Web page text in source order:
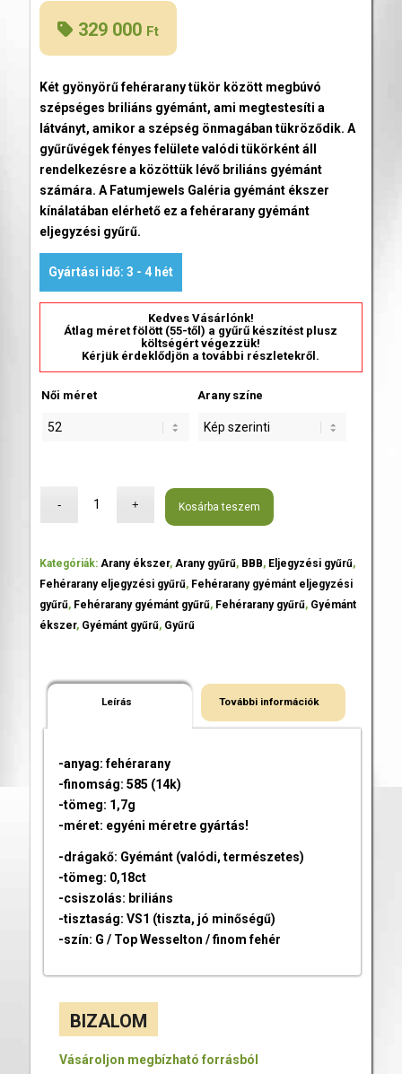
329 000 Ft
Két gyönyörű fehérarany tükör között megbúvó
szépséges briliáns gyémánt, ami megtestesíti a
látványt, amikor a szépség önmagában tükröződik. A
gyűrűvégek fényes felülete valódi tükörként áll
rendelkezésre a közöttük lévő briliáns gyémánt
számára. A Fatumjewels Galéria gyémánt ékszer
kínálatában elérhető ez a fehérarany gyémánt
eljegyzési gyűrű.
Gyártási idő: 3 - 4 hét
Kedves Vásárlónk!
Átlag méret fölött (55-től) a gyűrű készítést plusz
költségért végezzük!
Kérjük érdeklődjön a további részletekről.
Női méret Arany színe
Kosárba teszem
Kategóriák: Arany ékszer, Arany gyűrű, BBB, Eljegyzési gyűrű,
Fehérarany eljegyzési gyűrű, Fehérarany gyémánt eljegyzési
gyűrű, Fehérarany gyémánt gyűrű, Fehérarany gyűrű, Gyémánt
ékszer, Gyémánt gyűrű, Gyűrű
Leírás További információk
-anyag: fehérarany
-finomság: 585 (14k)
-tömeg: 1,7g
-méret: egyéni méretre gyártás!
-drágakő: Gyémánt (valódi, természetes)
-tömeg: 0,18ct
-csiszolás: briliáns
-tisztaság: VS1 (tiszta, jó minőségű)
-szín: G / Top Wesselton / finom fehér
BIZALOM
Vásároljon megbízható forrásból